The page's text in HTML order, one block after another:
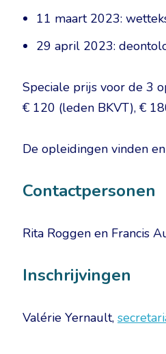
11 maart 2023:
29 april 2023:
Speciale prijs voor de 3
€ 120 (leden BKVT), €
De opleidingen vinden
Contactpersonen
Rita Roggen en Francis
Inschrijvingen
Valérie Yernault,